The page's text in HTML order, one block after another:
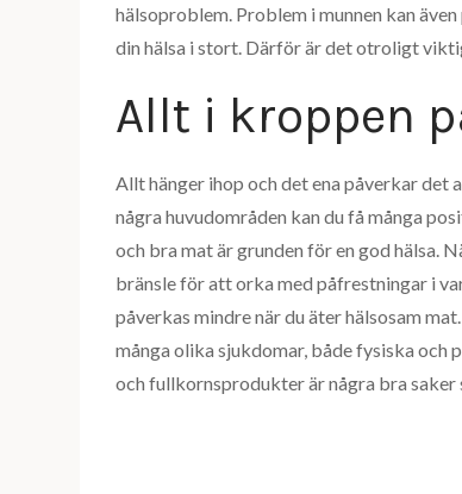
hälsoproblem. Problem i munnen kan
din hälsa i stort. Därför är det otroligt
Allt i kroppen
Allt hänger ihop och det ena påverkar det
några huvudområden kan du få många
och bra mat är grunden för en god hälsa.
bränsle för att orka med påfrestningar i
påverkas mindre när du äter hälsosam
många olika sjukdomar, både fysiska och
och fullkornsprodukter är några bra saker